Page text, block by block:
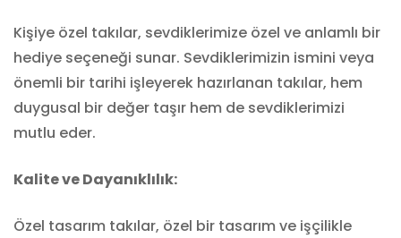
Kişiye özel takılar, sevdiklerimize özel ve anlamlı bir
hediye seçeneği sunar. Sevdiklerimizin ismini veya
önemli bir tarihi işleyerek hazırlanan takılar, hem
duygusal bir değer taşır hem de sevdiklerimizi
mutlu eder.
Kalite ve Dayanıklılık:
Özel tasarım takılar, özel bir tasarım ve işçilikle